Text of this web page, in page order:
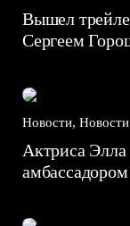
Вышел
Сергеем
Новости,
Актриса